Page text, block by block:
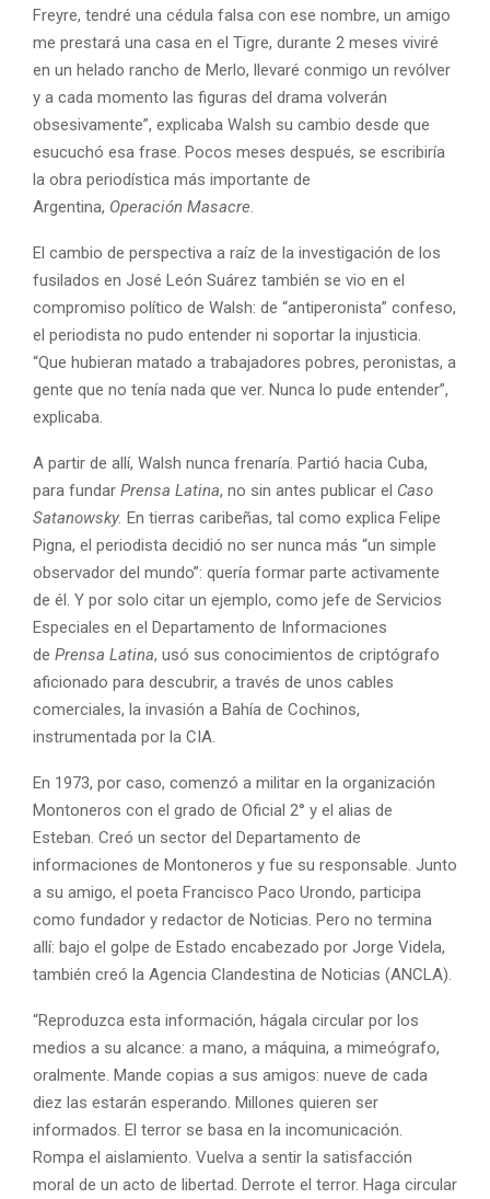
Freyre, tendré una cédula falsa con ese nombre, un amigo
me prestará una casa en el Tigre, durante 2 meses viviré
en un helado rancho de Merlo, llevaré conmigo un revólver
y a cada momento las figuras del drama volverán
obsesivamente”, explicaba Walsh su cambio desde que
esucuchó esa frase. Pocos meses después, se escribiría
la obra periodística más importante de
Argentina, Operación Masacre
El cambio de perspectiva a raíz de la investigación de los
fusilados en José León Suárez también se vio en el
compromiso político de Walsh: de “antiperonista” confeso,
el periodista no pudo entender ni soportar la injusticia.
“Que hubieran matado a trabajadores pobres, peronistas, a
gente que no tenía nada que ver. Nunca lo pude entender”,
explicaba.
A partir de allí, Walsh nunca frenaría. Partió hacia Cuba,
para fundar Prensa Latina, no sin antes publicar el Caso
Satanowsky. En tierras caribeñas, tal como explica Felipe
Pigna, el periodista decidió no ser nunca más “un simple
observador del mundo”: quería formar parte activamente
de él. Y por solo citar un ejemplo, como jefe de Servicios
Especiales en el Departamento de Informaciones
de Prensa Latina, usó sus conocimientos de criptógrafo
aficionado para descubrir, a través de unos cables
comerciales, la invasión a Bahía de Cochinos,
instrumentada por la CIA.
En 1973, por caso, comenzó a militar en la organización
Montoneros con el grado de Oficial 2° y el alias de
Esteban. Creó un sector del Departamento de
informaciones de Montoneros y fue su responsable. Junto
a su amigo, el poeta Francisco Paco Urondo, participa
como fundador y redactor de Noticias. Pero no termina
allí: bajo el golpe de Estado encabezado por Jorge Videla,
también creó la Agencia Clandestina de Noticias (ANCLA).
“Reproduzca esta información, hágala circular por los
medios a su alcance: a mano, a máquina, a mimeógrafo,
oralmente. Mande copias a sus amigos: nueve de cada
diez las estarán esperando. Millones quieren ser
informados. El terror se basa en la incomunicación.
Rompa el aislamiento. Vuelva a sentir la satisfacción
moral de un acto de libertad. Derrote el terror. Haga circular